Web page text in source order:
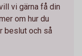
vi gärna få din
om hur du
beslut och så